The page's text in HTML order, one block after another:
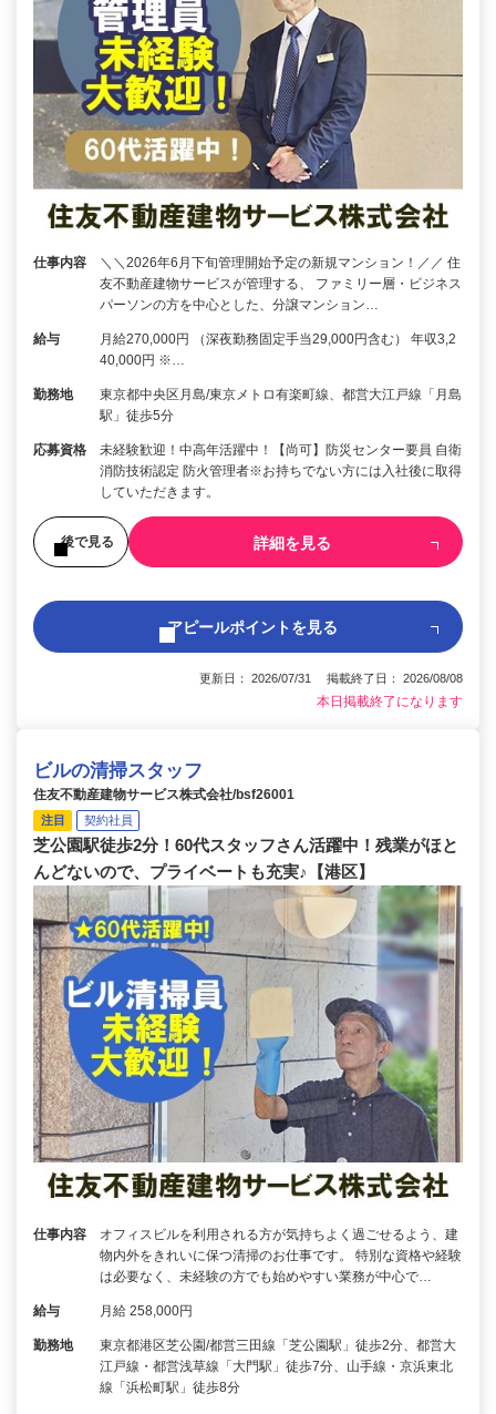
仕事内容
＼＼2026年6月下旬管理開始予定の新規マンション！／／ 住
友不動産建物サービスが管理する、 ファミリー層・ビジネス
パーソンの方を中心とした、分譲マンション…
給与
月給270,000円 （深夜勤務固定手当29,000円含む） 年収3,2
40,000円 ※…
勤務地
東京都中央区月島/東京メトロ有楽町線、都営大江戸線「月島
駅」徒歩5分
応募資格
未経験歓迎！中高年活躍中！【尚可】防災センター要員 自衛
消防技術認定 防火管理者※お持ちでない方には入社後に取得
していただきます。
後で見る 詳細を見る
アピールポイントを見る
更新日： 2026/07/31 掲載終了日： 2026/08/08
本日掲載終了になります
ビルの清掃スタッフ
住友不動産建物サービス株式会社/bsf26001
注目 契約社員
芝公園駅徒歩2分！60代スタッフさん活躍中！残業がほと
んどないので、プライベートも充実♪【港区】
仕事内容
オフィスビルを利用される方が気持ちよく過ごせるよう、建
物内外をきれいに保つ清掃のお仕事です。 特別な資格や経験
は必要なく、未経験の方でも始めやすい業務が中心で…
給与 月給 258,000円
勤務地
東京都港区芝公園/都営三田線「芝公園駅」徒歩2分、都営大
江戸線・都営浅草線「大門駅」徒歩7分、山手線・京浜東北
線「浜松町駅」徒歩8分